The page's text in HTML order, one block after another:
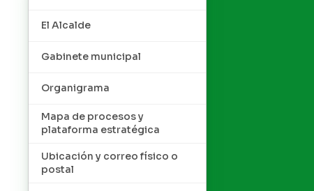
El Alcalde
Gabinete municipal
Organigrama
Mapa de procesos y
plataforma estratégica
Ubicación y correo físico o
postal